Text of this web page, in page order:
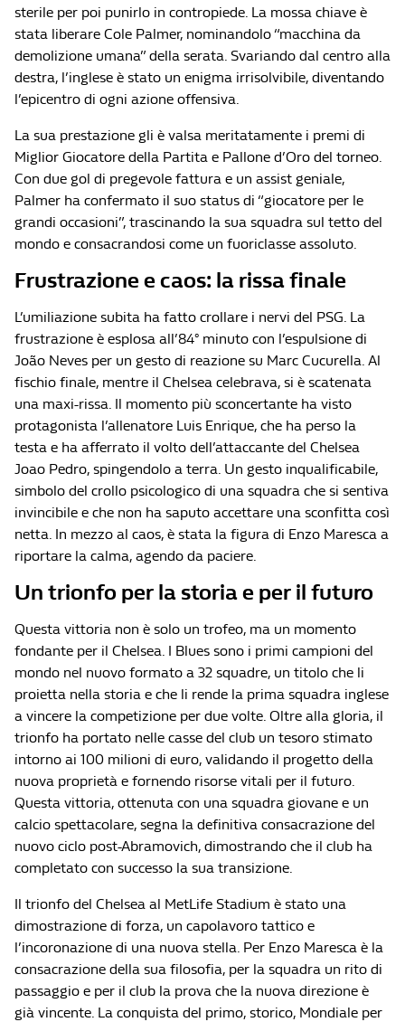
sterile per poi punirlo in contropiede. La mossa chiave è
stata liberare Cole Palmer, nominandolo “macchina da
demolizione umana” della serata. Svariando dal centro alla
destra, l’inglese è stato un enigma irrisolvibile, diventando
l’epicentro di ogni azione offensiva.
La sua prestazione gli è valsa meritatamente i premi di
Miglior Giocatore della Partita e Pallone d’Oro del torneo.
Con due gol di pregevole fattura e un assist geniale,
Palmer ha confermato il suo status di “giocatore per le
grandi occasioni”, trascinando la sua squadra sul tetto del
mondo e consacrandosi come un fuoriclasse assoluto.
Frustrazione e caos: la rissa finale
L’umiliazione subita ha fatto crollare i nervi del PSG. La
frustrazione è esplosa all’84° minuto con l’espulsione di
João Neves per un gesto di reazione su Marc Cucurella. Al
fischio finale, mentre il Chelsea celebrava, si è scatenata
una maxi-rissa. Il momento più sconcertante ha visto
protagonista l’allenatore Luis Enrique, che ha perso la
testa e ha afferrato il volto dell’attaccante del Chelsea
Joao Pedro, spingendolo a terra. Un gesto inqualificabile,
simbolo del crollo psicologico di una squadra che si sentiva
invincibile e che non ha saputo accettare una sconfitta così
netta. In mezzo al caos, è stata la figura di Enzo Maresca a
riportare la calma, agendo da paciere.
Un trionfo per la storia e per il futuro
Questa vittoria non è solo un trofeo, ma un momento
fondante per il Chelsea. I Blues sono i primi campioni del
mondo nel nuovo formato a 32 squadre, un titolo che li
proietta nella storia e che li rende la prima squadra inglese
a vincere la competizione per due volte. Oltre alla gloria, il
trionfo ha portato nelle casse del club un tesoro stimato
intorno ai 100 milioni di euro, validando il progetto della
nuova proprietà e fornendo risorse vitali per il futuro.
Questa vittoria, ottenuta con una squadra giovane e un
calcio spettacolare, segna la definitiva consacrazione del
nuovo ciclo post-Abramovich, dimostrando che il club ha
completato con successo la sua transizione.
Il trionfo del Chelsea al MetLife Stadium è stato una
dimostrazione di forza, un capolavoro tattico e
l’incoronazione di una nuova stella. Per Enzo Maresca è la
consacrazione della sua filosofia, per la squadra un rito di
passaggio e per il club la prova che la nuova direzione è
già vincente. La conquista del primo, storico, Mondiale per